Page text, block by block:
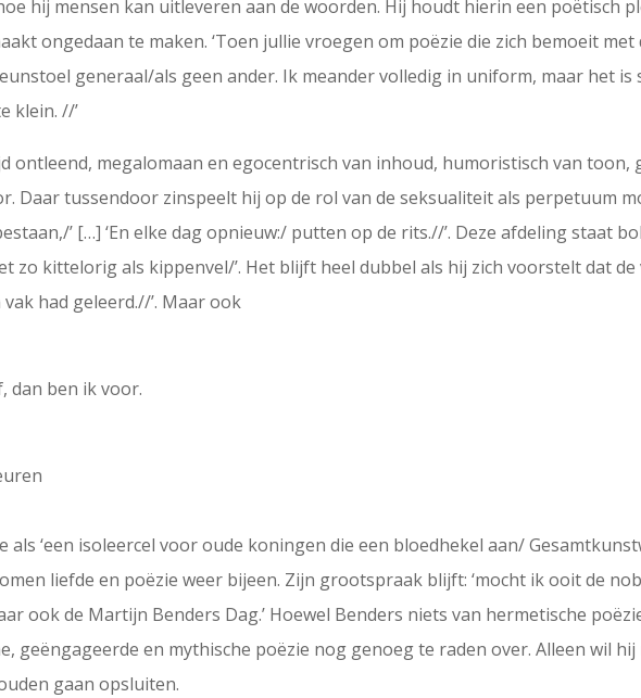
hij mensen kan uitleveren aan de woorden. Hij houdt hierin een poëtisch
ongedaan te maken. ‘Toen jullie vroegen om poëzie die zich bemoeit
generaal/als geen ander. Ik meander volledig in uniform, maar het
klein. //’
ontleend, megalomaan en egocentrisch van inhoud, humoristisch van
Daar tussendoor zinspeelt hij op de rol van de seksualiteit als perpetuum
’ […] ‘En elke dag opnieuw:/ putten op de rits.//’. Deze afdeling staat
zo kittelorig als kippenvel/’. Het blijft heel dubbel als hij zich voorstelt dat
had geleerd.//’. Maar ook
dan ben ik voor.
als ‘een isoleercel voor oude koningen die een bloedhekel aan/
liefde en poëzie weer bijeen. Zijn grootspraak blijft: ‘mocht ik ooit de
ook de Martijn Benders Dag.’ Hoewel Benders niets van hermetische
geëngageerde en mythische poëzie nog genoeg te raden over. Alleen wil
gaan opsluiten.